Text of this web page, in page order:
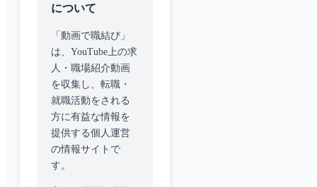
について
「動画で職結び」
は、YouTube上の求
人・職場紹介動画
を収集し、転職・
就職活動をされる
方に有益な情報を
提供する個人運営
の情報サイトで
す。